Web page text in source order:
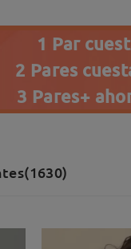
1 Par
2 Pares
3 Pares+